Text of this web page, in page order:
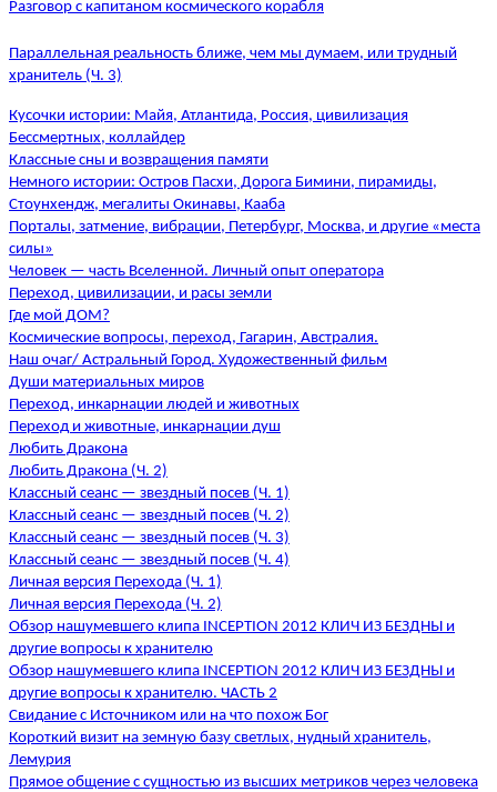
Разговор с капитаном космического корабля
Параллельная реальность ближе, чем мы думаем, или трудный
хранитель (Ч. 3)
Кусочки истории: Майя, Атлантида, Россия, цивилизация
Бессмертных, коллайдер
Классные сны и возвращения памяти
Немного истории: Остров Пасхи, Дорога Бимини, пирамиды,
Стоунхендж, мегалиты Окинавы, Кааба
Порталы, затмение, вибрации, Петербург, Москва, и другие «места
силы»
Человек — часть Вселенной. Личный опыт оператора
Переход, цивилизации, и расы земли
Где мой ДОМ?
Космические вопросы, переход, Гагарин, Австралия.
Наш очаг/ Астральный Город. Художественный фильм
Души материальных миров
Переход, инкарнации людей и животных
Переход и животные, инкарнации душ
Любить Дракона
Любить Дракона (Ч. 2)
Классный сеанс — звездный посев (Ч. 1)
Классный сеанс — звездный посев (Ч. 2)
Классный сеанс — звездный посев (Ч. 3)
Классный сеанс — звездный посев (Ч. 4)
Личная версия Перехода (Ч. 1)
Личная версия Перехода (Ч. 2)
Обзор нашумевшего клипа INCEPTION 2012 КЛИЧ ИЗ БЕЗДНЫ и
другие вопросы к хранителю
Обзор нашумевшего клипа INCEPTION 2012 КЛИЧ ИЗ БЕЗДНЫ и
другие вопросы к хранителю. ЧАСТЬ 2
Свидание с Источником или на что похож Бог
Короткий визит на земную базу светлых, нудный хранитель,
Лемурия
Прямое общение с сущностью из высших метриков через человека